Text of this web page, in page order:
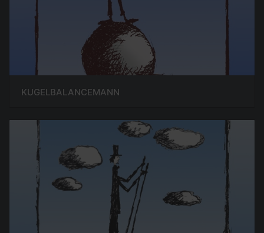
KUGELBALANCEMANN